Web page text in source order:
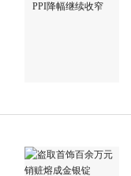
PPI降幅继续收窄